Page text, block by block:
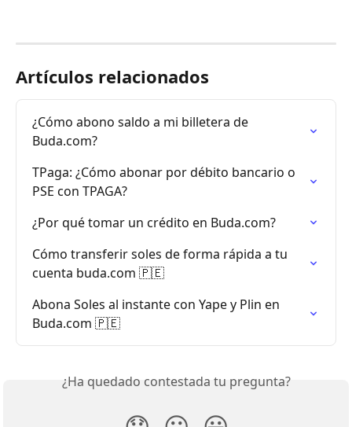
Artículos relacionados
¿Cómo abono saldo a mi billetera de
Buda.com?
TPaga: ¿Cómo abonar por débito bancario o
PSE con TPAGA?
¿Por qué tomar un crédito en Buda.com?
Cómo transferir soles de forma rápida a tu
cuenta buda.com 🇵🇪
Abona Soles al instante con Yape y Plin en
Buda.com 🇵🇪
¿Ha quedado contestada tu pregunta?